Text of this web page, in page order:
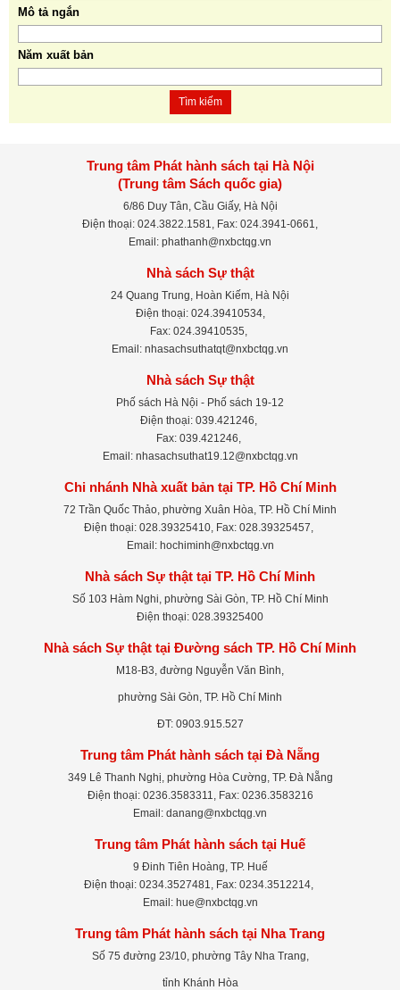
Mô tả ngắn
Năm xuất bản
Tìm kiếm
Trung tâm Phát hành sách tại Hà Nội
(Trung tâm Sách quốc gia)
6/86 Duy Tân, Cầu Giấy, Hà Nội
Điện thoại: 024.3822.1581, Fax: 024.3941-0661,
Email: phathanh@nxbctqg.vn
Nhà sách Sự thật
24 Quang Trung, Hoàn Kiếm, Hà Nội
Điện thoại: 024.39410534,
Fax: 024.39410535,
Email: nhasachsuthatqt@nxbctqg.vn
Nhà sách Sự thật
Phố sách Hà Nội - Phố sách 19-12
Điện thoại: 039.421246,
Fax: 039.421246,
Email: nhasachsuthat19.12@nxbctqg.vn
Chi nhánh Nhà xuất bản tại TP. Hồ Chí Minh
72 Trần Quốc Thảo, phường Xuân Hòa, TP. Hồ Chí Minh
Điện thoại: 028.39325410, Fax: 028.39325457,
Email: hochiminh@nxbctqg.vn
Nhà sách Sự thật tại TP. Hồ Chí Minh
Số 103 Hàm Nghi, phường Sài Gòn, TP. Hồ Chí Minh
Điện thoại: 028.39325400
Nhà sách Sự thật tại Đường sách TP. Hồ Chí Minh
M18-B3, đường Nguyễn Văn Bình,
phường Sài Gòn, TP. Hồ Chí Minh
ĐT: 0903.915.527
Trung tâm Phát hành sách tại Đà Nẵng
349 Lê Thanh Nghị, phường Hòa Cường, TP. Đà Nẵng
Điện thoại: 0236.3583311, Fax: 0236.3583216
Email: danang@nxbctqg.vn
Trung tâm Phát hành sách tại Huế
9 Đinh Tiên Hoàng, TP. Huế
Điện thoại: 0234.3527481, Fax: 0234.3512214,
Email: hue@nxbctqg.vn
Trung tâm Phát hành sách tại Nha Trang
Số 75 đường 23/10, phường Tây Nha Trang,
tỉnh Khánh Hòa